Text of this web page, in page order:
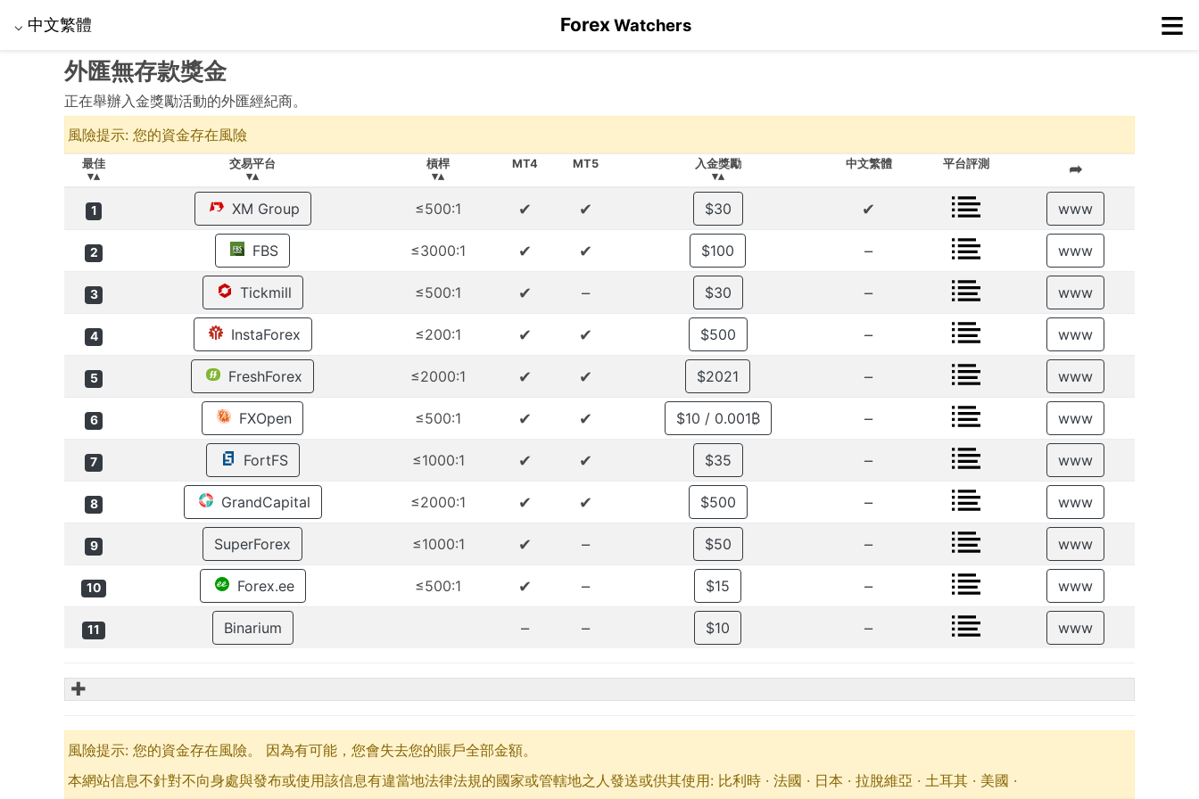
⌵ 中文繁體 ForexWatchers ≡
外匯無存款獎金
正在舉辦入金獎勵活動的外匯經紀商。
風險提示: 您的資金存在風險
最佳
▾▴
交易平台
▾▴
槓桿
▾▴
MT4 MT5
入金獎勵
▾▴
中文繁體 平台評測 ➦
1 XM Group ≤500:1 ✔ ✔ $30 ✔ www
2 FBS ≤3000:1 ✔ ✔ $100 – www
3 Tickmill ≤500:1 ✔ – $30 – www
4 InstaForex ≤200:1 ✔ ✔ $500 – www
5 FreshForex ≤2000:1 ✔ ✔ $2021 – www
6 FXOpen ≤500:1 ✔ ✔ $10 / 0.001₿ – www
7 FortFS ≤1000:1 ✔ ✔ $35 – www
8 GrandCapital ≤2000:1 ✔ ✔ $500 – www
9 SuperForex ≤1000:1 ✔ – $50 – www
10 Forex.ee ≤500:1 ✔ – $15 – www
11 Binarium – – $10 – www
✚
風險提示: 您的資金存在風險。 因為有可能，您會失去您的賬戶全部金額。
本網站信息不針對不向身處與發布或使用該信息有違當​​地法律法規的國家或管轄地之人發送或供其使用: 比利時 · 法國 · 日本 · 拉脫維亞 · 土耳其 · 美國 ·